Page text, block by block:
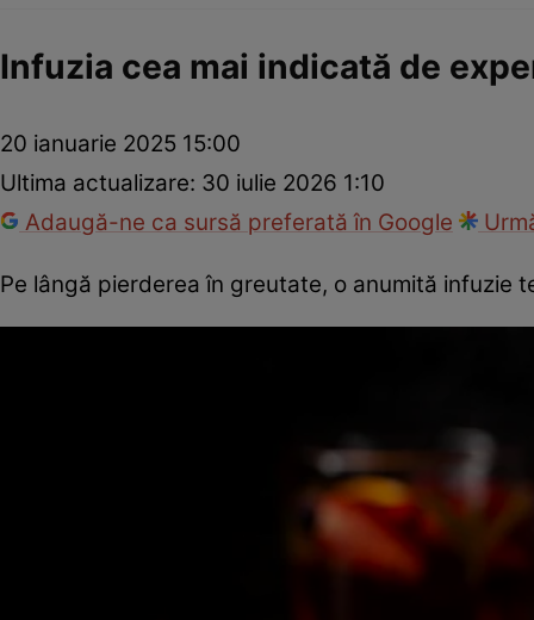
Infuzia cea mai indicată de
20 ianuarie 2025 15:00
Ultima actualizare: 30 iulie 2026 1:10
Adaugă-ne ca sursă preferată în Google
Pe lângă pierderea în greutate, o anumită infuzie